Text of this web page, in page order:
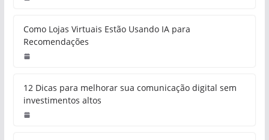
Como Lojas Virtuais Estão Usando IA para
Recomendações
12 Dicas para melhorar sua comunicação digital sem
investimentos altos